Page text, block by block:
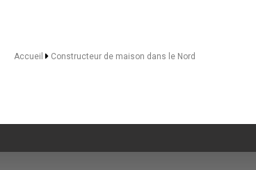
Accueil Constructeur de maison dans le Nord